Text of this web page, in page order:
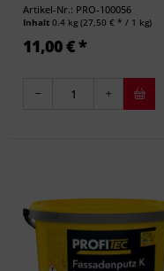
Artikel-Nr.: PRO-100056
Inhalt0.4 kg(27,50 € * / 1 kg)
11,00 € *